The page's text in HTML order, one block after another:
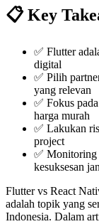
📋 Key
✅ Flutter
digital
✅ Pilih
yang relevan
✅ Fokus
harga murah
✅ Lakukan
project
✅ Monitoring
kesuksesan
Flutter vs React
adalah topik yang
Indonesia. Dalam